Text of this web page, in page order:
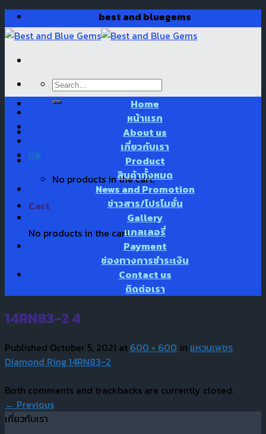
Skip
to
content
best and bluegems
Search
for:
0฿
No products in the cart.
Cart
No products in the cart.
Home
หน้าแรก
About us
เกี่ยวกับเรา
Product
สินค้าทั้งหมด
News and Promotion
ข่าวสาร/โปรโมชั่น
Gallery
แกลเลอรี่
Payment
ช่องทางการชำระเงิน
Contact us
ติดต่อเรา
14RN83-2 4
Published October 5, 2021 at 600 × 600 in แหวนเพชร
Diamond Ring 14RN83-2
Both comments and trackbacks are currently closed.
← Previous
เกี่ยวกับเรา